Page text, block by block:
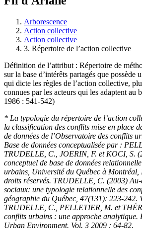
Arborescence
Action collective
Action collective
3. Répertoire de l’action collective
Définition de l’attribut : Répertoire de
sur la base d’intérêts partagés que possède
qui dicte les règles de l’action collective,
connues par les acteurs qui les adaptent au
1986 : 541-542)
* La typologie du répertoire de l’action
la classification des conflits mise en place
de données de l’Observatoire des conflits
Base de données conceptualisée par :
TRUDELLE, C., JOERIN, F. et KOCI, S.
conceptuel de base de données
urbains, Université du Québec à Montréal,
droits réservés. TRUDELLE, C. (2003) Au-
sociaux: une typologie relationnelle des
géographie du Québec, 47(131): 223-242.
TRUDELLE, C., PELLETIER, M. et
conflits urbains : une approche analytique.
Urban Environment. Vol. 3 2009 : 64-82.